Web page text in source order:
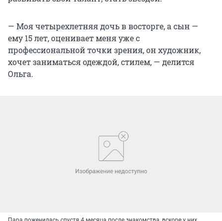
— Моя четырехлетняя дочь в восторге, а сын —
ему 15 лет, оценивает меня уже с
профессиональной точки зрения, он художник,
хочет заниматься одеждой, стилем, — делится
Ольга.